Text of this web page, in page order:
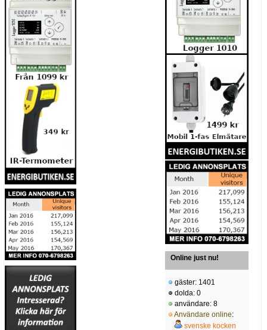
Online just nu!
gäster: 1401
dolda: 0
användare: 8
Användare online:
svenske kocken